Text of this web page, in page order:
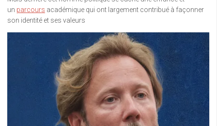
un parcours académique qui ont largement contribué à façonner
son identité et ses valeurs